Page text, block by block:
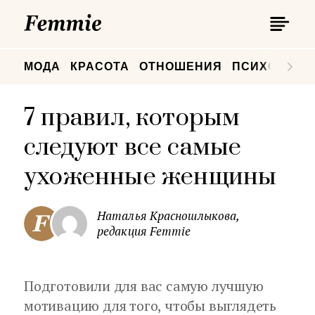
МОДА КРАСОТА ОТНОШЕНИЯ
7 правил, которым
следуют все самые
ухоженные женщины
Наталья Красношлыкова,
редакция Femmie
Подготовили для вас самую лучшую
мотивацию для того, чтобы выглядеть